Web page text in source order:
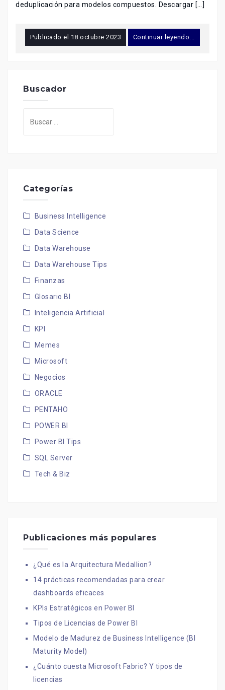
deduplicación para modelos compuestos. Descargar […]
Publicado el 18 octubre 2023 Continuar leyendo...
Buscador
Categorías
Business Intelligence
Data Science
Data Warehouse
Data Warehouse Tips
Finanzas
Glosario BI
Inteligencia Artificial
KPI
Memes
Microsoft
Negocios
ORACLE
PENTAHO
POWER BI
Power BI Tips
SQL Server
Tech & Biz
Publicaciones más populares
¿Qué es la Arquitectura Medallion?
14 prácticas recomendadas para crear
dashboards eficaces
KPIs Estratégicos en Power BI
Tipos de Licencias de Power BI
Modelo de Madurez de Business Intelligence (BI
Maturity Model)
¿Cuánto cuesta Microsoft Fabric? Y tipos de
licencias